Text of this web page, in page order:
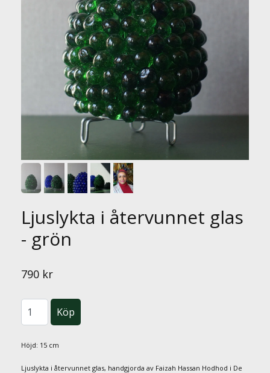
Ljuslykta i återvunnet glas
- grön
790 kr
Höjd: 15 cm
Ljuslykta i återvunnet glas, handgjorda av Faizah Hassan Hodhod i De